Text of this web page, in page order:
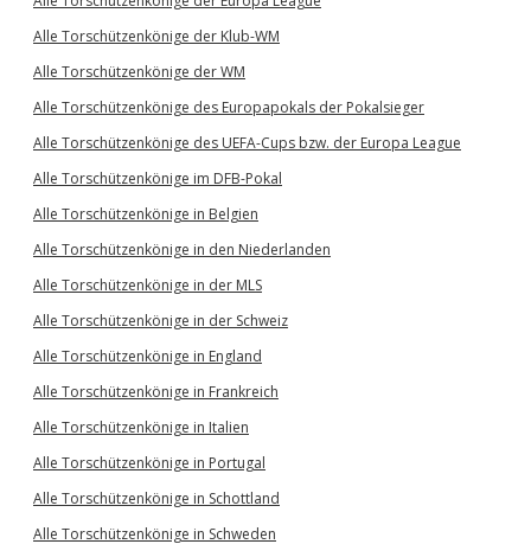
Alle Torschützenkönige der Klub-WM
Alle Torschützenkönige der WM
Alle Torschützenkönige des Europapokals der Pokalsieger
Alle Torschützenkönige des UEFA-Cups bzw. der Europa League
Alle Torschützenkönige im DFB-Pokal
Alle Torschützenkönige in Belgien
Alle Torschützenkönige in den Niederlanden
Alle Torschützenkönige in der MLS
Alle Torschützenkönige in der Schweiz
Alle Torschützenkönige in England
Alle Torschützenkönige in Frankreich
Alle Torschützenkönige in Italien
Alle Torschützenkönige in Portugal
Alle Torschützenkönige in Schottland
Alle Torschützenkönige in Schweden